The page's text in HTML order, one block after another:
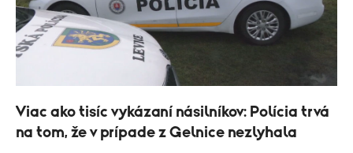
Viac ako tisíc vykázaní násilníkov: Polícia trvá
na tom, že v prípade z Gelnice nezlyhala